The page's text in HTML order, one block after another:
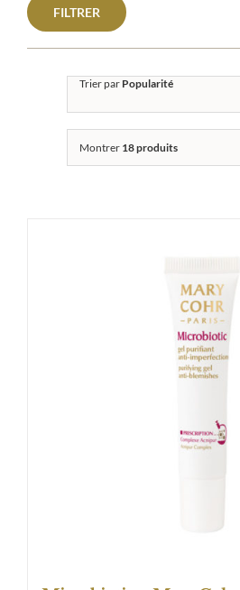
Trier par Popularité
Montrer 18 produits
Prix
min
Prix
max
FILTRER